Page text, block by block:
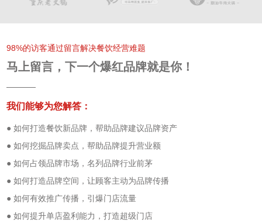
98%的访客通过留言解决餐饮经营难题
马上留言，下一个爆红品牌就是你！
我们能够为您解答：
● 如何打造餐饮新品牌，帮助品牌建议品牌资产
● 如何挖掘品牌卖点，帮助品牌提升营业额
● 如何占领品牌市场，名列品牌行业前茅
● 如何打造品牌空间，让顾客主动为品牌传播
● 如何有效推广传播，引爆门店流量
● 如何提升单店盈利能力，打造超级门店